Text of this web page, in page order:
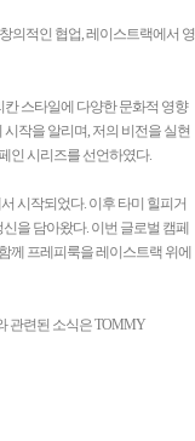
의적인 협업, 레이스트랙에서 영
스타일에 다양한 문화적 영향
작을 알리며, 저의 비전을 실현
페인 시리즈를 선언하였다.
시작되었다. 이후 타미 힐피거
을 담아왔다. 이번 글로벌 캠페
께 프레피룩을 레이스트랙 위에
관련된 소식은 TOMMY